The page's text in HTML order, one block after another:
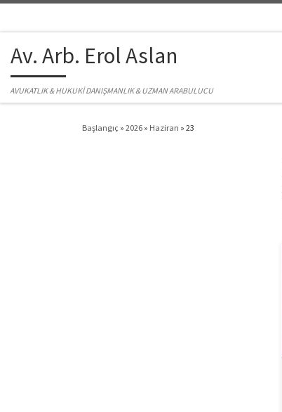
Av. Arb. Erol Aslan
AVUKATLIK & HUKUKİ DANIŞMANLIK & UZMAN ARABULUCU
Başlangıç » 2026 » Haziran » 23